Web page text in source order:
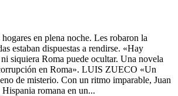
en plena noche. Les robaron la
estaban dispuestas a rendirse. «Hay
siquiera Roma puede ocultar. Una novela
en Roma». LUIS ZUECO «Un
de misterio. Con un ritmo imparable, Juan
romana en un...